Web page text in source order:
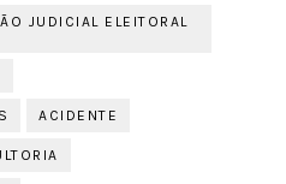
JUDICIAL ELEITORAL
ACIDENTE